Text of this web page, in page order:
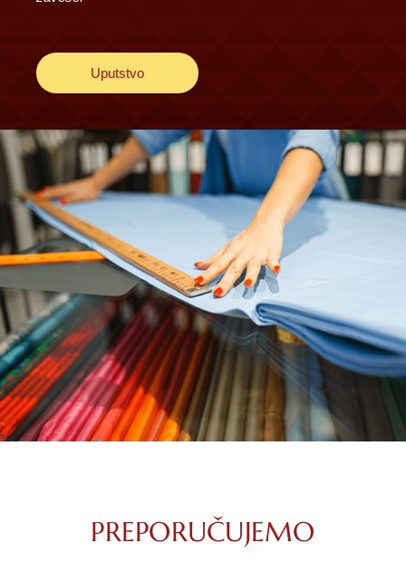
Uputstvo
PREPORUČUJEMO